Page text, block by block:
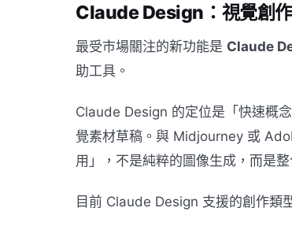
Claude Design：視覺創
最受市場關注的新功能是 Claude
助工具。
Claude Design 的定位是「快速概
覺素材草稿。與 Midjourney 或
用」，不是純粹的圖像生成，而是
目前 Claude Design 支援的創作類